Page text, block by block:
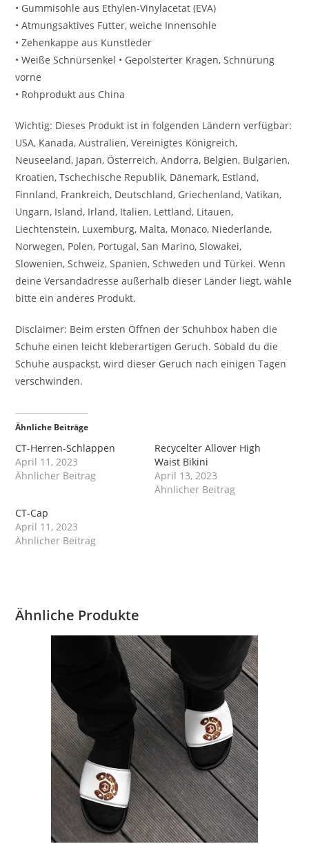
• Gummisohle aus Ethylen-Vinylacetat (EVA)
• Atmungsaktives Futter, weiche Innensohle
• Zehenkappe aus Kunstleder
• Weiße Schnürsenkel • Gepolsterter Kragen, Schnürung
vorne
• Rohprodukt aus China
Wichtig: Dieses Produkt ist in folgenden Ländern verfügbar:
USA, Kanada, Australien, Vereinigtes Königreich,
Neuseeland, Japan, Österreich, Andorra, Belgien, Bulgarien,
Kroatien, Tschechische Republik, Dänemark, Estland,
Finnland, Frankreich, Deutschland, Griechenland, Vatikan,
Ungarn, Island, Irland, Italien, Lettland, Litauen,
Liechtenstein, Luxemburg, Malta, Monaco, Niederlande,
Norwegen, Polen, Portugal, San Marino, Slowakei,
Slowenien, Schweiz, Spanien, Schweden und Türkei. Wenn
deine Versandadresse außerhalb dieser Länder liegt, wähle
bitte ein anderes Produkt.
Disclaimer: Beim ersten Öffnen der Schuhbox haben die
Schuhe einen leicht kleberartigen Geruch. Sobald du die
Schuhe auspackst, wird dieser Geruch nach einigen Tagen
verschwinden.
Ähnliche Beiträge
CT-Herren-Schlappen
April 11, 2023
Ähnlicher Beitrag
Recycelter Allover High
Waist Bikini
April 13, 2023
Ähnlicher Beitrag
CT-Cap
April 11, 2023
Ähnlicher Beitrag
Ähnliche Produkte